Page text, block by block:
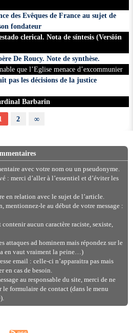
des Evêques de France au sujet de
fondateur
clerical. Nota de síntesis (Versión
De Roucy. Note de synthèse.
que l’Eglise menace d’excommunier
pas les décisions de la justice
Barbarin
2 ∞
avec votre nom ou un pseudonyme.
: merci d’aller à l’essentiel et d’éviter les
en relation avec le sujet de l’article.
mentionnez-le au début de votre message :
aucun caractère raciste, sexiste,
attaques ad hominem mais répondez sur le
en vaut vraiment la peine…)
email : celle-ci n’apparaitra pas mais
en cas de besoin.
au responsable du site, merci de ne
le formulaire de contact (dans le menu